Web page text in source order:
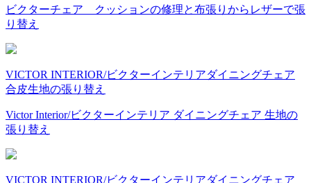
ビクターチェア クッションの修理と布張りからレザーで張
り替え
VICTOR INTERIOR/ビクターインテリアダイニングチェア
合皮生地の張り替え
Victor Interior/ビクターインテリア ダイニングチェア 生地の
張り替え
VICTOR INTERIOR/ビクターインテリアダイニングチェア